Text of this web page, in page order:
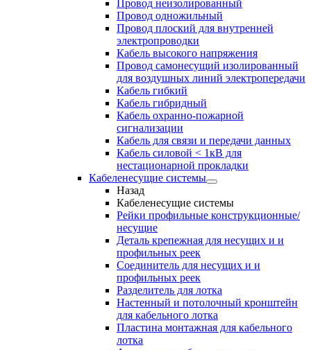
Провод неизолированный
Провод одножильный
Провод плоский для внутренней
электропроводки
Кабель высокого напряжения
Провод самонесущий изолированный
для воздушных линий электропередачи
Кабель гибкий
Кабель гибридный
Кабель охранно-пожарной
сигнализации
Кабель для связи и передачи данных
Кабель силовой < 1кВ для
нестационарной прокладки
Кабеленесущие системы
Назад
Кабеленесущие системы
Рейки профильные конструкционные/
несущие
Деталь крепежная для несущих и и
профильных реек
Соединитель для несущих и и
профильных реек
Разделитель для лотка
Настенный и потолочный кронштейн
для кабельного лотка
Пластина монтажная для кабельного
лотка